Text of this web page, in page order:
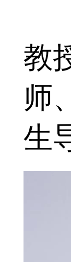
教
师
生